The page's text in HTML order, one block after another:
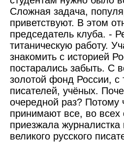
Сложная задача,
приветствуют. В этом
председатель клуба. -
титаническую работу.
знакомить с историей
постарались забыть. С
золотой фонд России, с
писателей, учёных.
очередной раз?
принимают все, во
приезжала
великого русского